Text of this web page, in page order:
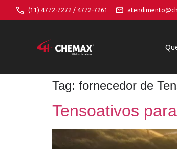
(11) 4772-7272 / 4772-7261
Tag: fornecedor de
Tensoativos